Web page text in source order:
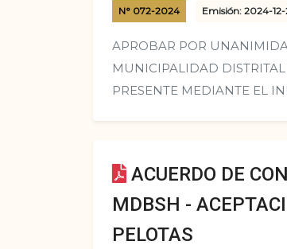
N° 072-2024 Emisión: 2024-
APROBAR POR
MUNICIPALIDAD
PRESENTE MEDIANTE EL
ACUERDO DE
MDBSH -
PELOTAS